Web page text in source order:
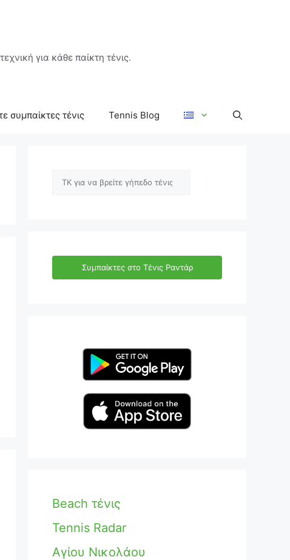
για κάθε παίκτη τένις.
συμπαίκτες τένις Tennis Blog
Αναζήτηση
Συμπαίκτες στο Τένις Ραντάρ
Beach τένις
Tennis Radar
Αγίου Νικολάου